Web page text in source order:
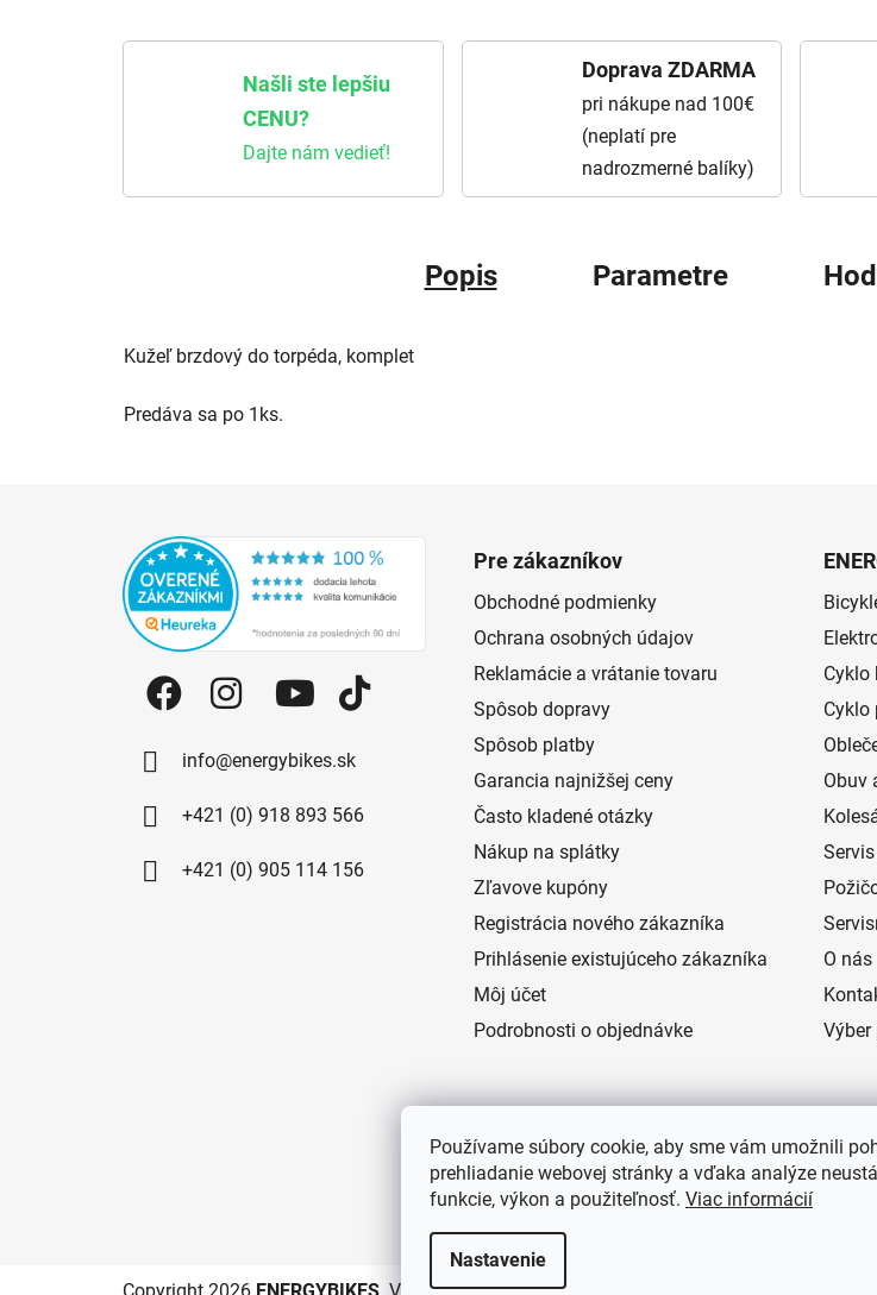
Používame súbory cookie, aby sme vám umožnili
prehliadanie webovej stránky a vďaka analýze
funkcie, výkon a použiteľnosť. Viac informácií
Nastavenie
Našli ste lepšiu
CENU?
Dajte nám vedieť!
Doprava ZDARMA
pri nákupe nad 100€
(neplatí pre
nadrozmerné balíky)
Popis Parametre
Kužeľ brzdový do torpéda, komplet
Predáva sa po 1ks.
info@energybikes.sk
+421 (0) 918 893 566
+421 (0) 905 114 156
Pre zákazníkov
Obchodné podmienky
Ochrana osobných údajov
Reklamácie a vrátanie tovaru
Spôsob dopravy
Spôsob platby
Garancia najnižšej ceny
Často kladené otázky
Nákup na splátky
Zľavove kupóny
Registrácia nového zákazníka
Prihlásenie existujúceho zákazníka
Môj účet
Podrobnosti o objednávke
Cyklo
Cyklo
Obuv
O nás